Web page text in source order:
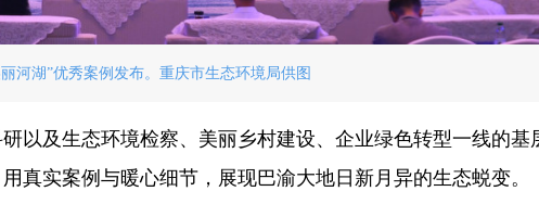
河湖”优秀案例发布。重庆市生态环境局供图
以及生态环境检察、美丽乡村建设、企业绿色转型一线的基
真实案例与暖心细节，展现巴渝大地日新月异的生态蜕变。